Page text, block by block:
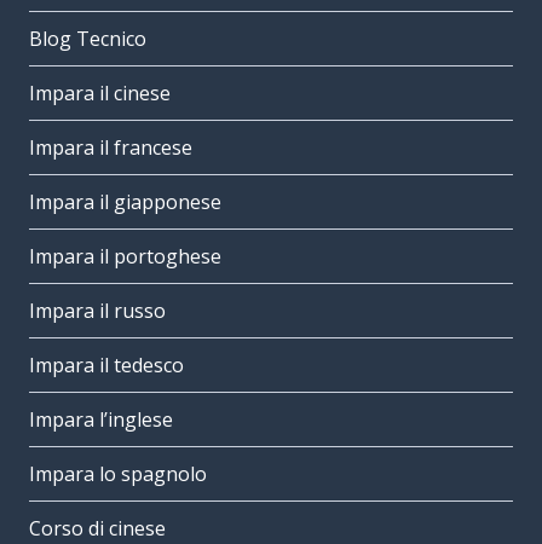
Blog Tecnico
Impara il cinese
Impara il francese
Impara il giapponese
Impara il portoghese
Impara il russo
Impara il tedesco
Impara l’inglese
Impara lo spagnolo
Corso di cinese